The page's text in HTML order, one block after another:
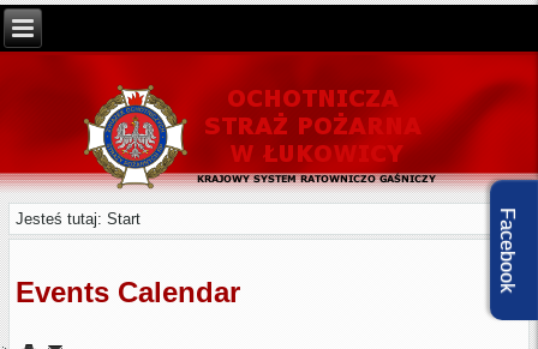
Jesteś tutaj:Start
Events Calendar Facebook